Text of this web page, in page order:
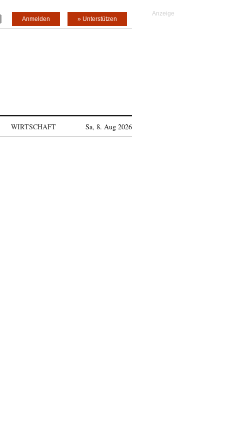
» Unterstützen
Anmelden
WIRTSCHAFT Sa, 8. Aug 2026